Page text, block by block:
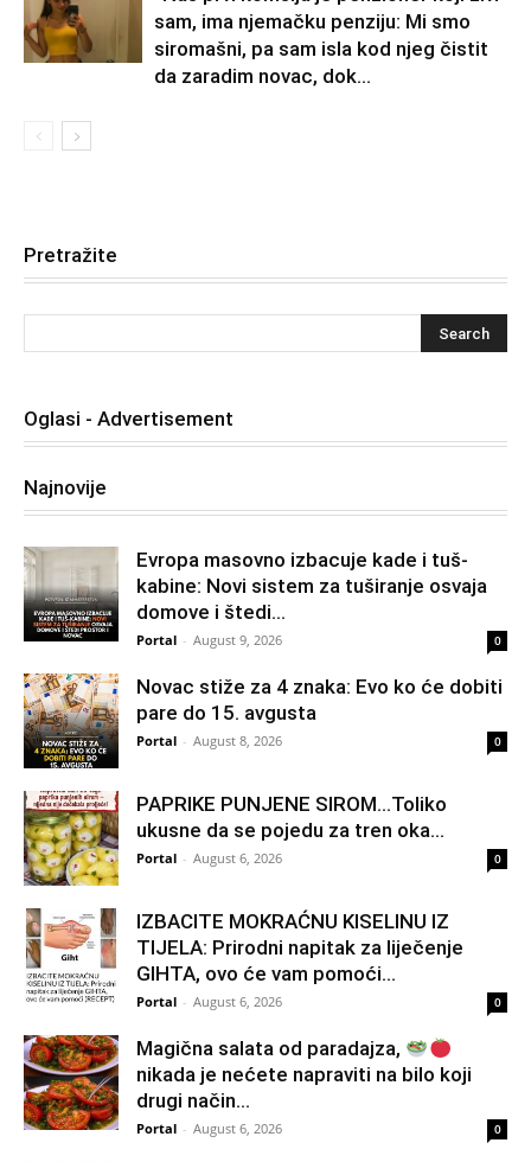
sam, ima njemačku penziju: Mi smo
siromašni, pa sam isla kod njeg čistit
da zaradim novac, dok...
Pretražite
Oglasi - Advertisement
Najnovije
Evropa masovno izbacuje kade i tuš-
kabine: Novi sistem za tuširanje osvaja
domove i štedi...
Portal - August 9, 2026 0
Novac stiže za 4 znaka: Evo ko će dobiti
pare do 15. avgusta
Portal - August 8, 2026 0
PAPRIKE PUNJENE SIROM…Toliko
ukusne da se pojedu za tren oka…
Portal - August 6, 2026 0
IZBACITE MOKRAĆNU KISELINU IZ
TIJELA: Prirodni napitak za liječenje
GIHTA, ovo će vam pomoći...
Portal - August 6, 2026 0
Magična salata od paradajza,
nikada je nećete napraviti na bilo koji
drugi način…
Portal - August 6, 2026 0